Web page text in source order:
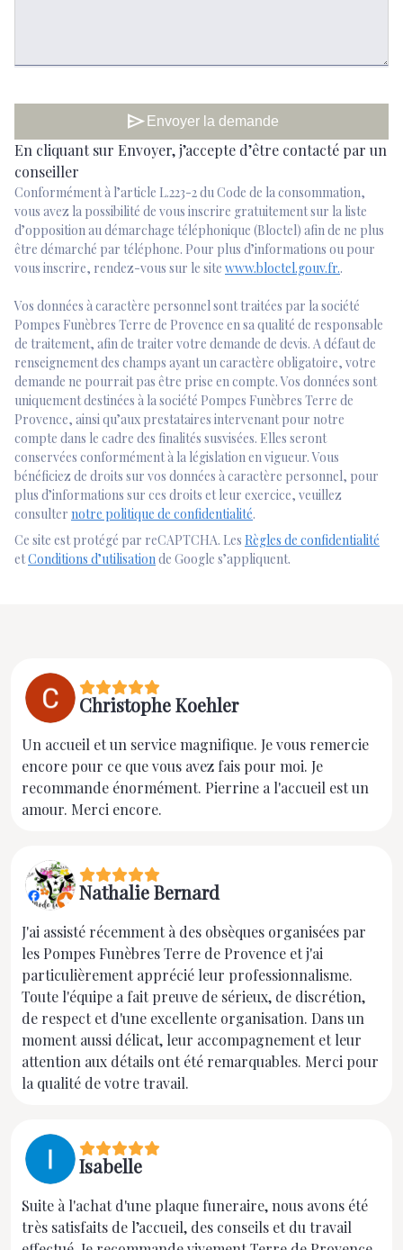
send Envoyer la demande
En cliquant sur Envoyer, j’accepte d’être contacté par un
conseiller
Conformément à l’article L.223-2 du Code de la consommation,
vous avez la possibilité de vous inscrire gratuitement sur la liste
d’opposition au démarchage téléphonique (Bloctel) afin de ne plus
être démarché par téléphone. Pour plus d’informations ou pour
vous inscrire, rendez-vous sur le site www.bloctel.gouv.fr..
Vos données à caractère personnel sont traitées par la société
Pompes Funèbres Terre de Provence en sa qualité de responsable
de traitement, afin de traiter votre demande de devis. A défaut de
renseignement des champs ayant un caractère obligatoire, votre
demande ne pourrait pas être prise en compte. Vos données sont
uniquement destinées à la société Pompes Funèbres Terre de
Provence, ainsi qu’aux prestataires intervenant pour notre
compte dans le cadre des finalités susvisées. Elles seront
conservées conformément à la législation en vigueur. Vous
bénéficiez de droits sur vos données à caractère personnel, pour
plus d’informations sur ces droits et leur exercice, veuillez
consulter notre politique de confidentialité.
Ce site est protégé par reCAPTCHA. Les Règles de confidentialité
etConditions d’utilisationde Google s’appliquent.
Christophe Koehler
Un accueil et un service magnifique. Je vous remercie
encore pour ce que vous avez fais pour moi. Je
recommande énormément. Pierrine a l'accueil est un
amour. Merci encore.
Nathalie Bernard
J'ai assisté récemment à des obsèques organisées par
les Pompes Funèbres Terre de Provence et j'ai
particulièrement apprécié leur professionnalisme.
Toute l'équipe a fait preuve de sérieux, de discrétion,
de respect et d'une excellente organisation. Dans un
moment aussi délicat, leur accompagnement et leur
attention aux détails ont été remarquables. Merci pour
la qualité de votre travail.
Isabelle
Suite à l'achat d'une plaque funeraire, nous avons été
très satisfaits de l’accueil, des conseils et du travail